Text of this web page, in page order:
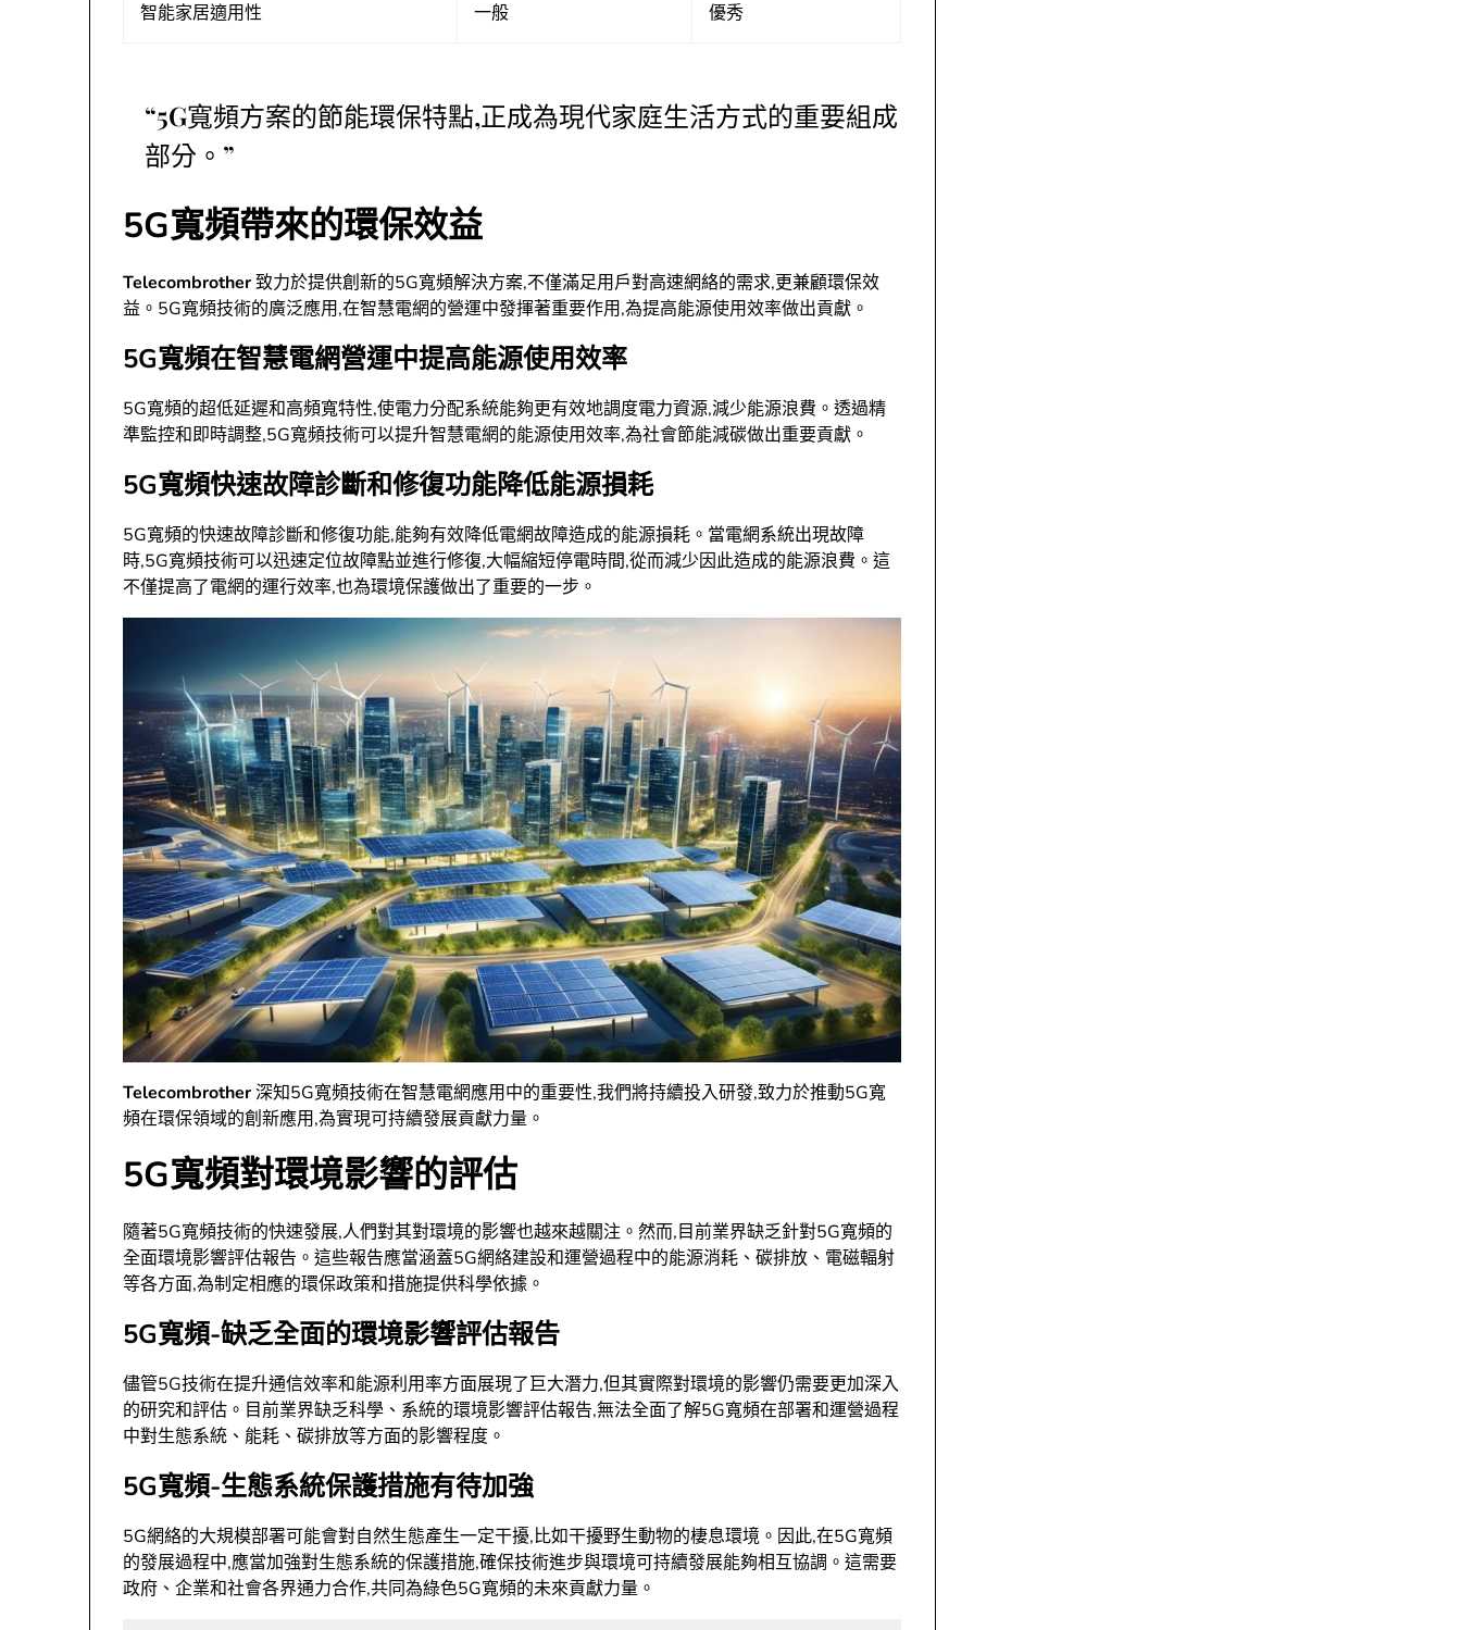
智能家居適用性 一般 優秀
“5G寬頻方案的節能環保特點,正成為現代家庭生活方式的重要組成
部分。”
5G寬頻帶來的環保效益
Telecombrother致力於提供創新的5G寬頻解決方案,不僅滿足用戶對高速網絡的需求,更兼顧環保效
益。5G寬頻技術的廣泛應用,在智慧電網的營運中發揮著重要作用,為提高能源使用效率做出貢獻。
5G寬頻在智慧電網營運中提高能源使用效率
5G寬頻的超低延遲和高頻寬特性,使電力分配系統能夠更有效地調度電力資源,減少能源浪費。透過精
準監控和即時調整,5G寬頻技術可以提升智慧電網的能源使用效率,為社會節能減碳做出重要貢獻。
5G寬頻快速故障診斷和修復功能降低能源損耗
5G寬頻的快速故障診斷和修復功能,能夠有效降低電網故障造成的能源損耗。當電網系統出現故障
時,5G寬頻技術可以迅速定位故障點並進行修復,大幅縮短停電時間,從而減少因此造成的能源浪費。這
不僅提高了電網的運行效率,也為環境保護做出了重要的一步。
Telecombrother深知5G寬頻技術在智慧電網應用中的重要性,我們將持續投入研發,致力於推動5G寬
頻在環保領域的創新應用,為實現可持續發展貢獻力量。
5G寬頻對環境影響的評估
隨著5G寬頻技術的快速發展,人們對其對環境的影響也越來越關注。然而,目前業界缺乏針對5G寬頻的
全面環境影響評估報告。這些報告應當涵蓋5G網絡建設和運營過程中的能源消耗、碳排放、電磁輻射
等各方面,為制定相應的環保政策和措施提供科學依據。
5G寬頻-缺乏全面的環境影響評估報告
儘管5G技術在提升通信效率和能源利用率方面展現了巨大潛力,但其實際對環境的影響仍需要更加深入
的研究和評估。目前業界缺乏科學、系統的環境影響評估報告,無法全面了解5G寬頻在部署和運營過程
中對生態系統、能耗、碳排放等方面的影響程度。
5G寬頻-生態系統保護措施有待加強
5G網絡的大規模部署可能會對自然生態產生一定干擾,比如干擾野生動物的棲息環境。因此,在5G寬頻
的發展過程中,應當加強對生態系統的保護措施,確保技術進步與環境可持續發展能夠相互協調。這需要
政府、企業和社會各界通力合作,共同為綠色5G寬頻的未來貢獻力量。